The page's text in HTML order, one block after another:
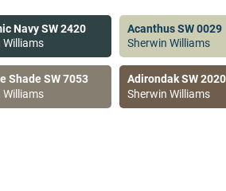
Navy SW 2420
Williams
Acanthus SW 0029
Sherwin Williams
Shade SW 7053
Williams
Adirondak SW 2020
Sherwin Williams